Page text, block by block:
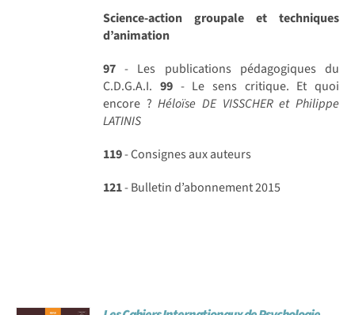
Science-action groupale et techniques
d’animation
97 - Les publications pédagogiques du
C.D.G.A.I. 99- Le sens critique. Et quoi
encore ?Héloïse DE VISSCHER et Philippe
LATINIS
119- Consignes aux auteurs
121- Bulletin d’abonnement 2015